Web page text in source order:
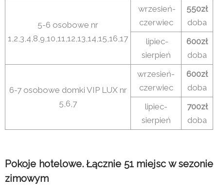
5-6 osobowe nr
1,2,3,4,8,9,10,11,12,13,14,15,16,17
wrzesień-
czerwiec
550zł
doba
lipiec-
sierpień
600zł
doba
6-7 osobowe domki VIP LUX nr
5,6,7
wrzesień-
czerwiec
600zł
doba
lipiec-
sierpień
700zł
doba
Pokoje hotelowe. Łącznie 51 miejsc w sezonie
zimowym